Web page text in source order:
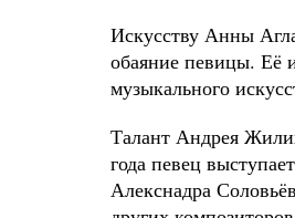
Искусству Анны
обаяние певицы. Её
музыкального
Талант Андрея
года певец
Алекснадра